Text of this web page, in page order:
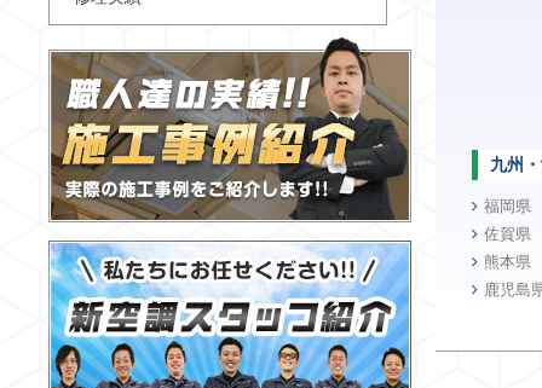
九州
福岡県
佐賀県
熊本県
鹿児島